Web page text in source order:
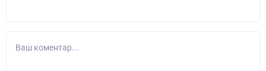
Ваш коментар...